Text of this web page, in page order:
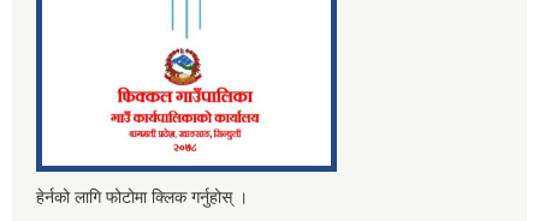
हेर्नको लागि फोटोमा क्लिक गर्नुहोस् ।